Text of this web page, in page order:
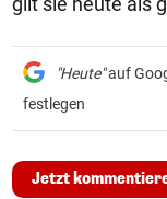
"Heute"auf
festlegen
Jetzt